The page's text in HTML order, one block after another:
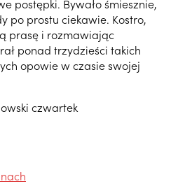
postępki. Bywało śmiesznie,
po prostu ciekawie. Kostro,
prasę i rozmawiając
ponad trzydzieści takich
opowie w czasie swojej